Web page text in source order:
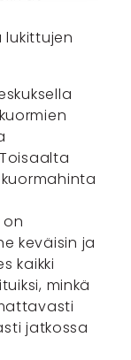
keväisin ja
kaikki
minkä
jatkossa